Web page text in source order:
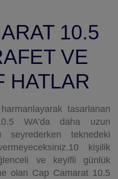
10.5
VE
HATLAR
tasarlanan
WA’da daha uzun
seyrederken teknedeki
kişilik
ve keyifli günlük
olan Cap Camarat 10.5